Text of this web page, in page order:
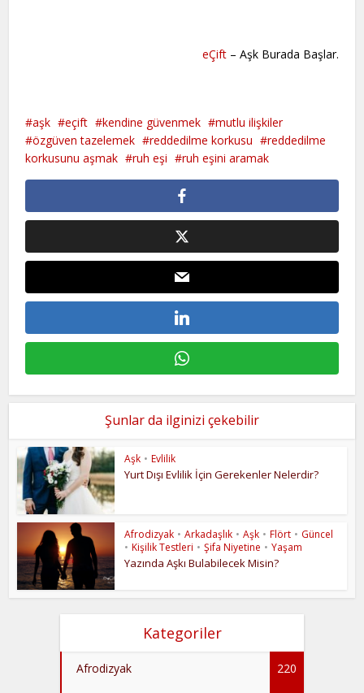
eÇift– Aşk Burada Başlar.
aşk eçift kendine güvenmek
mutlu ilişkiler
özgüven tazelemek
reddedilme korkusu
reddedilme
korkusunu aşmak
ruh eşi ruh eşini aramak
Şunlar da ilginizi çekebilir
Aşk • Evlilik
Yurt Dışı Evlilik İçin Gerekenler Nelerdir?
Afrodizyak • Arkadaşlık • Aşk • Flört • Güncel
• Kişilik Testleri • Şifa Niyetine • Yaşam
Yazında Aşkı Bulabilecek Misin?
Kategoriler
Afrodizyak 220